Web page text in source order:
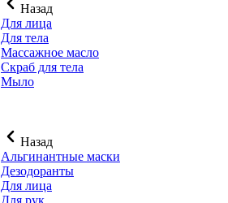
Назад
Для лица
Для тела
Массажное масло
Скраб для тела
Мыло
Назад
Альгинантные маски
Дезодоранты
Для лица
Для рук